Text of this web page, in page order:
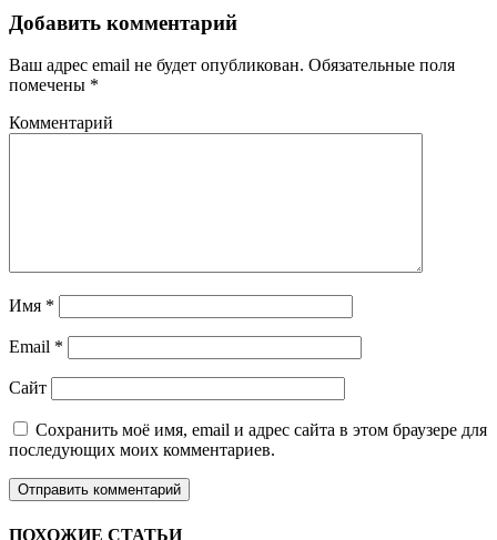
Добавить комментарий
Ваш адрес email не будет опубликован. Обязательные поля
помечены *
Комментарий
Имя *
Email *
Сайт
Сохранить моё имя, email и адрес сайта в этом браузере для
последующих моих комментариев.
ПОХОЖИЕ СТАТЬИ